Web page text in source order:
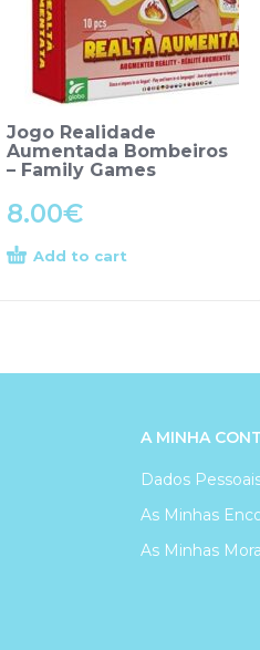
Jogo Realidade
Aumentada Bombeiros
– Family Games
8.00€
Add to cart
A MINHA
Dados
As Minhas
As Minhas